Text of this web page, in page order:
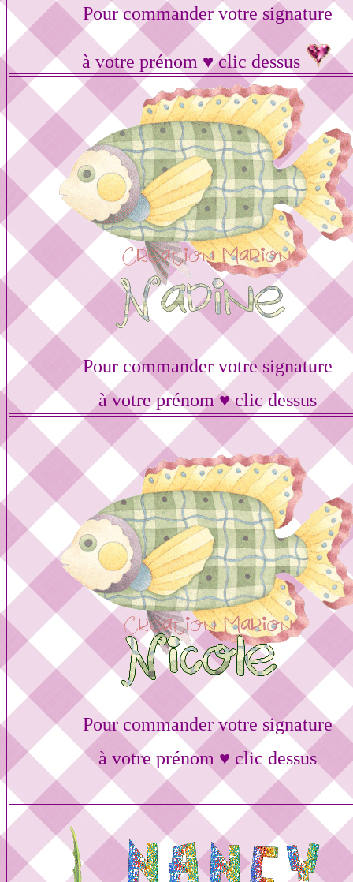
Pour commander votre signature
à votre prénom ♥ clic dessus
Pour commander votre signature
à votre prénom ♥ clic dessus
Pour commander votre signature
à votre prénom ♥ clic dessus